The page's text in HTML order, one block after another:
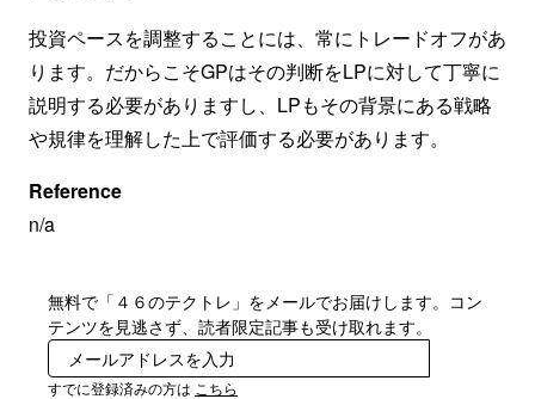
投資ペースを調整することには、常にトレードオフがあ
ります。だからこそGPはその判断をLPに対して丁寧に
説明する必要がありますし、LPもその背景にある戦略
や規律を理解した上で評価する必要があります。
Reference
n/a
無料で「４６のテクトレ」をメールでお届けします。コン
テンツを見逃さず、読者限定記事も受け取れます。
すでに登録済みの方は こちら